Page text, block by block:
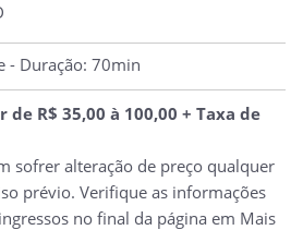
- Duração: 70min
de R$ 35,00 à 100,00 + Taxa de
sofrer alteração de preço qualquer
prévio. Verifique as informações
no final da página em Mais